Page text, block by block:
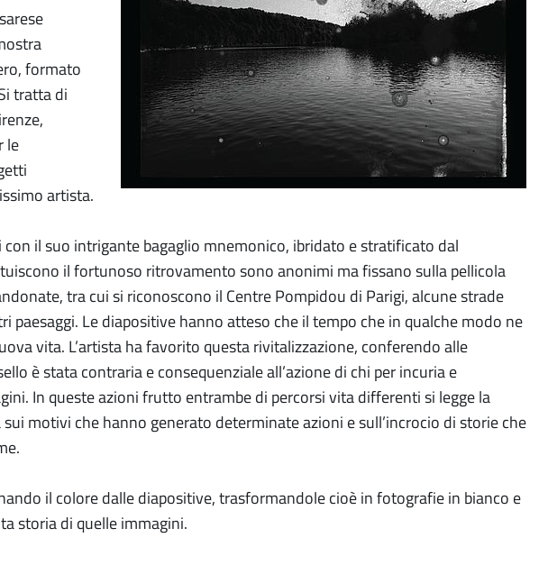
formato
tratta di
le
artista.
il suo intrigante bagaglio mnemonico, ibridato e stratificato dal
il fortunoso ritrovamento sono anonimi ma fissano sulla pellicola
tra cui si riconoscono il Centre Pompidou di Parigi, alcune strade
paesaggi. Le diapositive hanno atteso che il tempo che in qualche modo ne
vita. L’artista ha favorito questa rivitalizzazione, conferendo alle
è stata contraria e consequenziale all’azione di chi per incuria e
In queste azioni frutto entrambe di percorsi vita differenti si legge la
motivi che hanno generato determinate azioni e sull’incrocio di storie che
il colore dalle diapositive, trasformandole cioè in fotografie in bianco e
storia di quelle immagini.